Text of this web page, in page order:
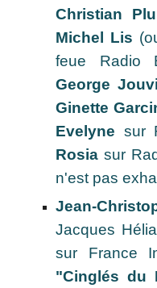
Christian
Michel Lis
feue Radio
George
Ginette
Evelyne sur
Rosiasur
n'est pas
Jean-
Jacques
sur France
"Cinglés du